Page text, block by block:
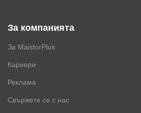
За компанията
За MaistorPlus
Кариери
Реклама
Свържете се с нас